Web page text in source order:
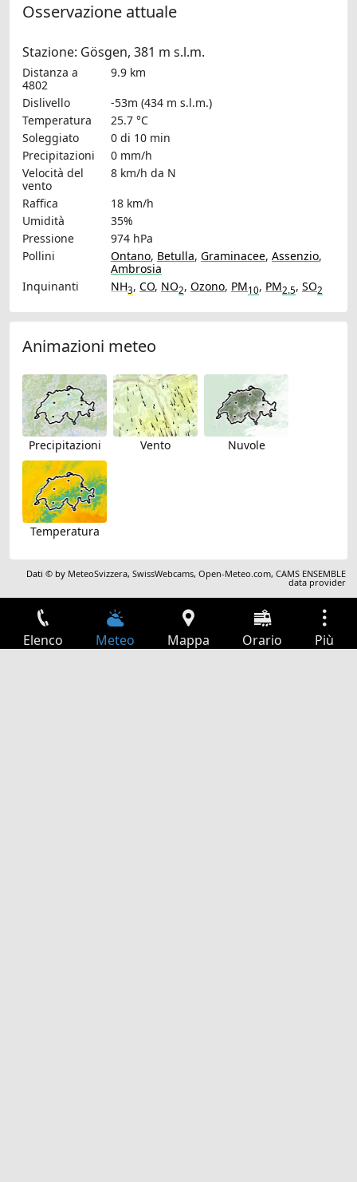
Osservazione attuale
Stazione: Gösgen, 381 m s.l.m.
Distanza a
4802
9.9 km
Dislivello
-53m (434 m s.l.m.)
Temperatura
25.7 °C
Soleggiato
0 di 10 min
Precipitazioni
0 mm/h
Velocità del
vento
8 km/h da N
Raffica
18 km/h
Umidità
35%
Pressione
974 hPa
Pollini
Ontano, Betulla, Graminacee, Assenzio,
Ambrosia
Inquinanti
NH3, CO, NO2, Ozono, PM10, PM2.5, SO2
Animazioni meteo
Precipitazioni Vento Nuvole
Temperatura
Dati © by MeteoSvizzera,SwissWebcams,Open-Meteo.com,CAMS ENSEMBLE
data provider
Elenco Meteo Mappa Orario Più